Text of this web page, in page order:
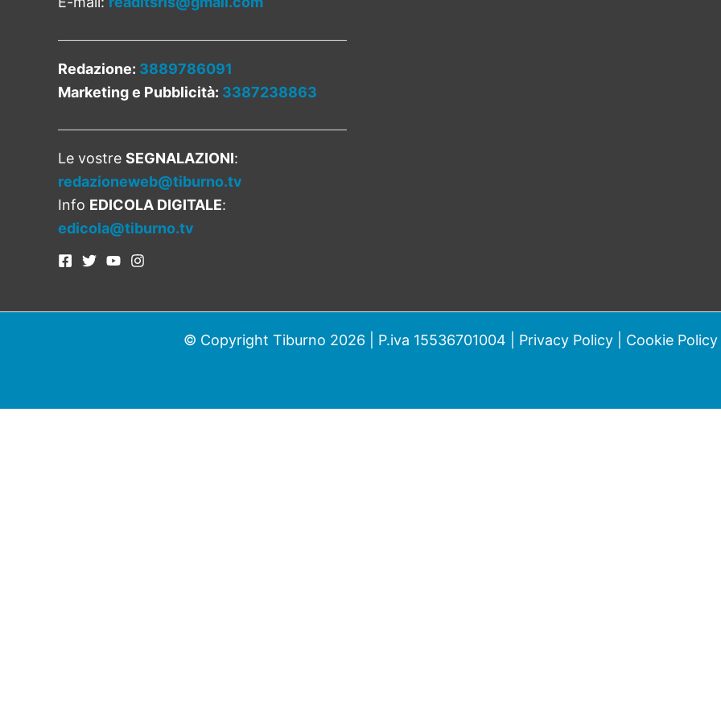
Redazione: 3889786091
Marketing e Pubblicità: 3387238863
Le vostre SEGNALAZIONI:
redazioneweb@tiburno.tv
Info EDICOLA DIGITALE:
edicola@tiburno.tv
© Copyright Tiburno 2026 | P.iva 15536701004 | Privacy Policy Cookie Policy